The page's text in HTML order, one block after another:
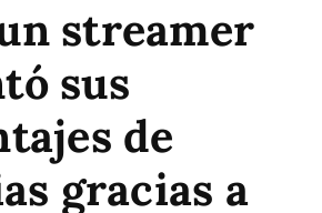
streamer
sus
de
gracias a